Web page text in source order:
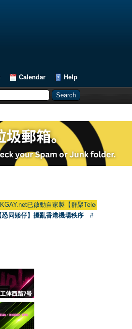
Calendar Help
已啟動自家製【群聚Telegram群組】
恐同矮仔】擾亂香港機場秩序
#